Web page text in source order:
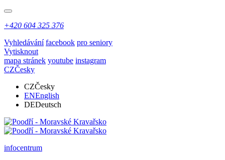
+420 604 325 376
Vyhledávání facebook pro seniory
Vytisknout
mapa stránek youtube instagram
CZČesky
CZČesky
ENEnglish
DEDeutsch
infocentrum